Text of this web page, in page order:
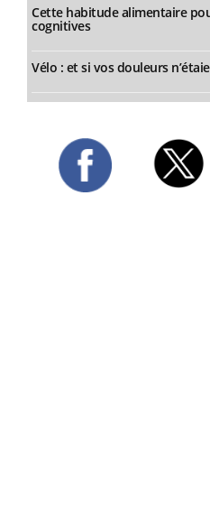
Cette habitude alimentaire
cognitives
Vélo : et si vos douleurs